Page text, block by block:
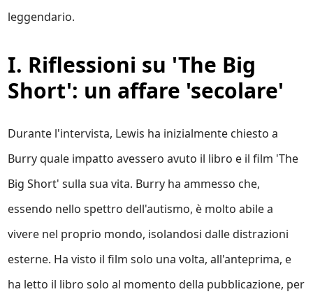
leggendario.
I. Riflessioni su 'The Big
Short': un affare 'secolare'
Durante l'intervista, Lewis ha inizialmente chiesto a
Burry quale impatto avessero avuto il libro e il film 'The
Big Short' sulla sua vita. Burry ha ammesso che,
essendo nello spettro dell'autismo, è molto abile a
vivere nel proprio mondo, isolandosi dalle distrazioni
esterne. Ha visto il film solo una volta, all'anteprima, e
ha letto il libro solo al momento della pubblicazione, per